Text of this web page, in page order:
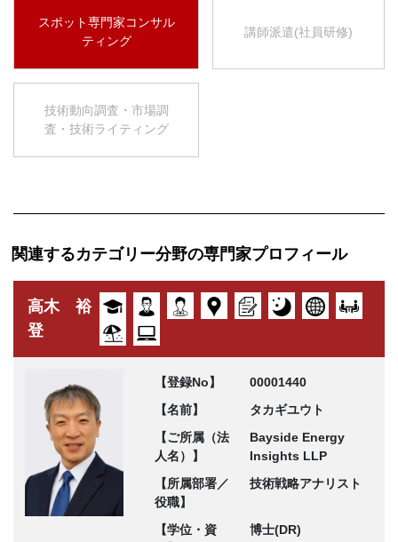
スポット専門家コンサル
ティング
講師派遣(社員研修)
技術動向調査・市場調
査・技術ライティング
関連するカテゴリー分野の専門家プロフィール
高木 裕
登
【登録No】
00001440
【名前】
タカギユウト
【ご所属（法
人名）】
Bayside Energy
Insights LLP
【所属部署／
役職】
技術戦略アナリスト
【学位・資
博士(DR)